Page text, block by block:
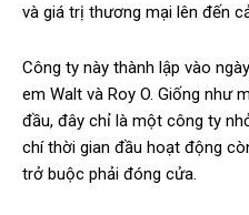
và giá trị thương mại lên đến
Công ty này thành lập vào
em Walt và Roy O. Giống như
đầu, đây chỉ là một công ty
chí thời gian đầu hoạt động
trở buộc phải đóng cửa.